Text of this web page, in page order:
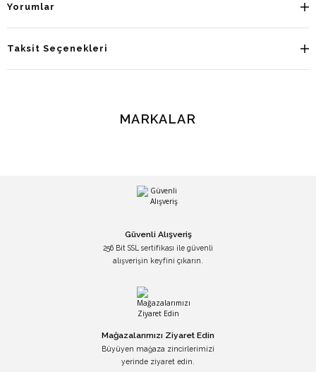
Yorumlar
Taksit Seçenekleri
MARKALAR
Güvenli Alışveriş
256 Bit SSL sertifikası ile güvenli
alışverişin keyfini çıkarın.
Mağazalarımızı Ziyaret Edin
Büyüyen mağaza zincirlerimizi
yerinde ziyaret edin.